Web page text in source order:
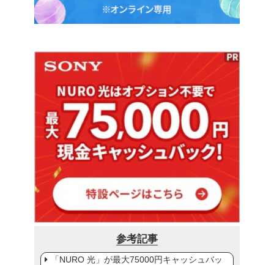
参考記事
「NURO 光」が最大75000円キャッシュバッ